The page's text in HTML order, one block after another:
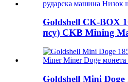
Goldshell CK-BOX
псу) CKB Mining
Goldshell Mini Doge